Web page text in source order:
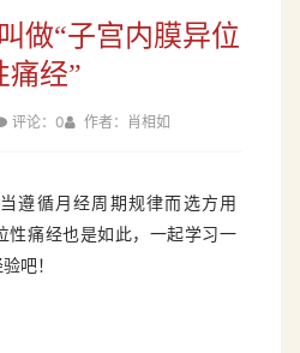
做“子宫内膜异位
痛经”
评论：0 作者：肖相如
遵循月经周期规律而选方用
性痛经也是如此，一起学习一
吧！